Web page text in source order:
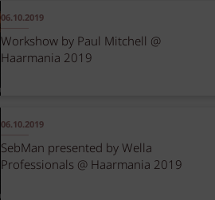
06.10.2019
Workshow by Paul Mitchell @
Haarmania 2019
06.10.2019
SebMan presented by Wella
Professionals @ Haarmania 2019